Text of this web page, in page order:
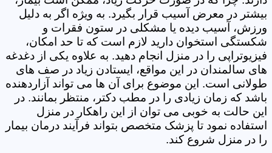
بیشتر در معرض آسیب قرار بگیرد. به ویژه اگر به دلیل
ورزش، آسیب دیده یا مشکلی در ستون فقرات و
شکستگی استخوان دارید لازم است که تا حد امکان،
فیزیوتراپی را در منزل انجام دهید. به علاوه یکی از دغدغه
های سالمندان در این مواقع، ایستادن زیاد در صف های
طولانی است. این موضوع برای آن ها می تواند آزاردهنده
باشد که زمان زیادی را در مطب دکتر، منتظر بمانند. در
این حالت به خوبی می توان از این راهکار در منزل
استفاده نمود تا پزشک متخصص بتواند فرآیند درمان بیمار
را در منزل شروع کند.